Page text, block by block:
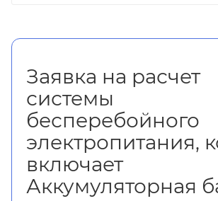
Заявка на расчет
системы
бесперебойного
электропитания,
включает
Аккумуляторная